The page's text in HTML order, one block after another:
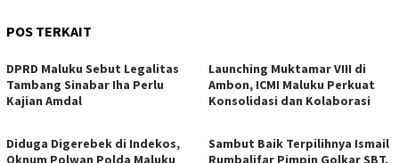
POS TERKAIT
DPRD Maluku Sebut Legalitas
Tambang Sinabar Iha Perlu
Kajian Amdal
Launching Muktamar VIII di
Ambon, ICMI Maluku Perkuat
Konsolidasi dan Kolaborasi
Diduga Digerebek di Indekos,
Oknum Polwan Polda Maluku
Sambut Baik Terpilihnya Ismail
Rumbalifar Pimpin Golkar SBT,